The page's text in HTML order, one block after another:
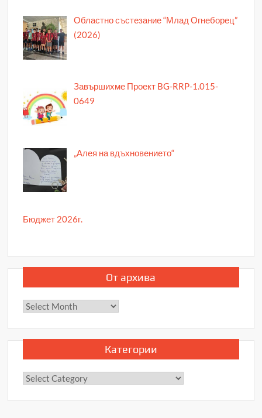
Областно състезание “Млад Огнеборец”
(2026)
Завършихме Проект BG-RRP-1.015-
0649
„Алея на вдъхновението“
Бюджет 2026г.
От архива
От
Категории
Категории